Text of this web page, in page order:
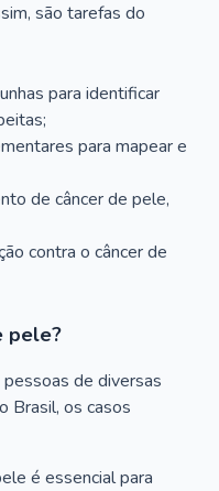
são tarefas do
para identificar
para mapear e
de câncer de pele,
contra o câncer de
pele?
de diversas
Brasil, os casos
é essencial para